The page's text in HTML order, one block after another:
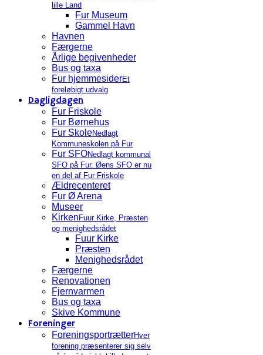
lille Land
Fur Museum
Gammel Havn
Havnen
Færgerne
Årlige begivenheder
Bus og taxa
Fur hjemmesiderEt
foreløbigt udvalg
Dagligdagen
Fur Friskole
Fur Børnehus
Fur SkoleNedlagt
Kommuneskolen på Fur
Fur SFONedlagt kommunal
SFO på Fur. Øens SFO er nu
en del af Fur Friskole
Ældrecenteret
Fur Ø Arena
Museer
Kirken Fuur Kirke, Præsten
og menighedsrådet
Fuur Kirke
Præsten
Menighedsrådet
Færgerne
Renovationen
Fjernvarmen
Bus og taxa
Skive Kommune
Foreninger
ForeningsportrætterHver
forening præsenterer sig selv